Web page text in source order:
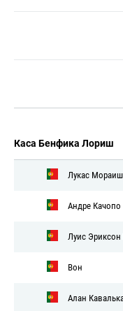
Каса Бенфика Лориш
Лукас
Андре Качопо
Луис Эриксон
Вон
Алан